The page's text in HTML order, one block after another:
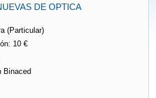
DE OPTICA
(Particular)
10 €
Binaced